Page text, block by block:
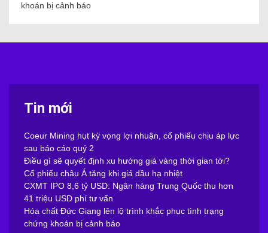
khoán bị cảnh báo
Tin mới
Coeur Mining hụt kỳ vọng lợi nhuận, cổ phiếu chịu áp lực
sau báo cáo quý 2
Điều gì sẽ quyết định xu hướng giá vàng thời gian tới?
Cổ phiếu châu Á tăng khi giá dầu hạ nhiệt
CXMT IPO 8,6 tỷ USD: Ngân hàng Trung Quốc thu hơn
41 triệu USD phí tư vấn
Hóa chất Đức Giang lên lộ trình khắc phục tình trạng
chứng khoán bị cảnh báo